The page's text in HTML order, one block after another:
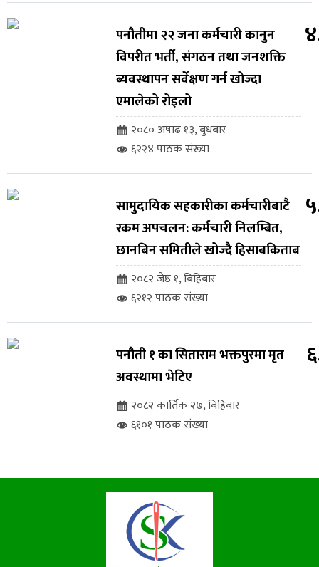
पनौतीमा २२ जना कर्मचारी कानुन
विपरीत भर्ती, संगठन तथा जनशक्ति
ब्यवस्थापन सर्वेक्षण गर्न खोज्दा
एमालेको रोइलो
२०८० अषाढ १३, बुधबार
६२२४ पाठक संख्या
सामुदायिक सहकारीका कर्मचारीबाटै
रकम अपचलन: कर्मचारी निलम्बित,
छानबिन समितीले खोज्दै हिसाबकिताब
२०८२ जेष्ठ १, बिहिबार
६२१२ पाठक संख्या
पनौती १ का सिताराम भक्तपुरमा मृत
अवस्थामा भेटिए
२०८२ कार्तिक २७, बिहिबार
६१०१ पाठक संख्या